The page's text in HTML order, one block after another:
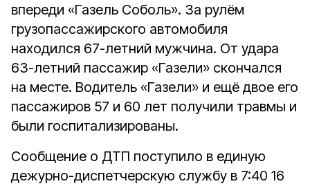
впереди «Газель Соболь». За рулём
грузопассажирского автомобиля
находился 67-летний мужчина. От удара
63-летний пассажир «Газели» скончался
на месте. Водитель «Газели» и ещё двое его
пассажиров 57 и 60 лет получили травмы и
были госпитализированы.
Сообщение о ДТП поступило в единую
дежурно-диспетчерскую службу в 7:40 16